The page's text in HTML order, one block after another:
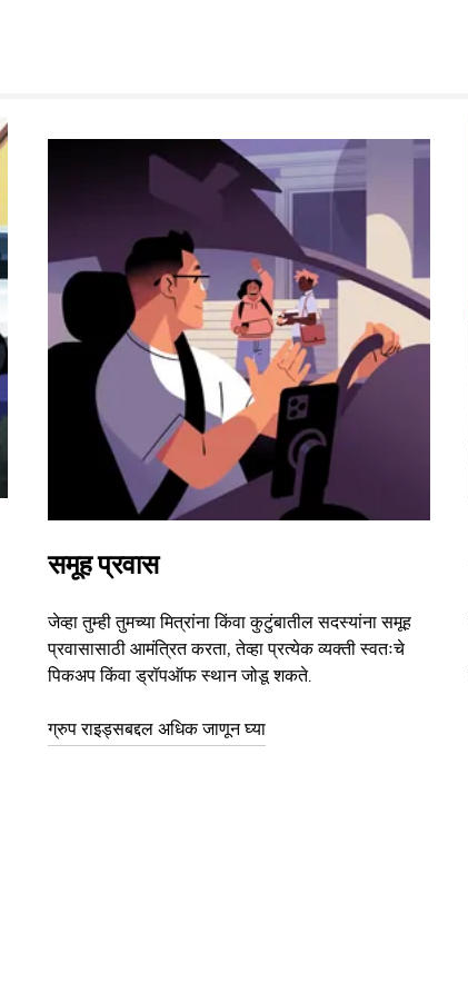
समूह प्रवास
जेव्हा तुम्ही तुमच्या मित्रांना किंवा कुटुंबातील सदस्यांना समूह
प्रवासासाठी आमंत्रित करता, तेव्हा प्रत्येक व्यक्ती स्वतःचे
पिकअप किंवा ड्रॉपऑफ स्थान जोडू शकते.
ग्रुप राइड्सबद्दल अधिक जाणून घ्या